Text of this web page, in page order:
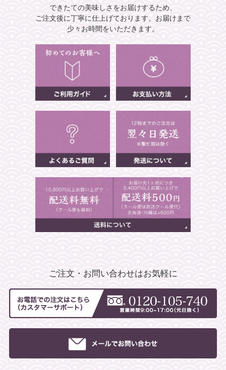
できたての美味しさをお届けするため、
ご注文後に丁寧に仕上げております。 お届けまで
少々お時間をいただきます。
ご注文・お問い合わせはお気軽に